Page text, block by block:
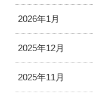
2026年1月
2025年12月
2025年11月